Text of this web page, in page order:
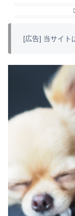
[広告] 当サイト